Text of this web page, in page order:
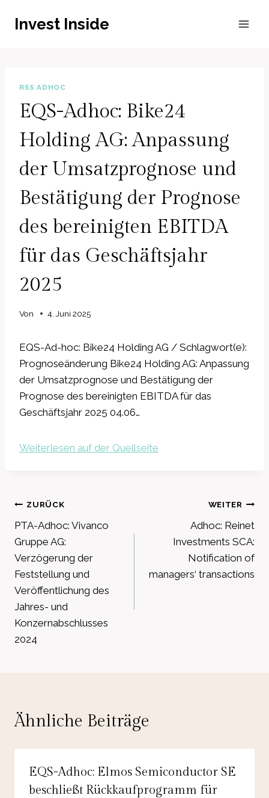
InhaltInvest Inside
RSS ADHOC
EQS-Adhoc: Bike24
Holding AG: Anpassung
der Umsatzprognose und
Bestätigung der Prognose
des bereinigten EBITDA
für das Geschäftsjahr
2025
Von 4. Juni 2025
EQS-Ad-hoc: Bike24 Holding AG / Schlagwort(e):
Prognoseänderung Bike24 Holding AG: Anpassung
der Umsatzprognose und Bestätigung der
Prognose des bereinigten EBITDA für das
Geschäftsjahr 2025 04.06…
Weiterlesen auf der Quellseite
Beitragsnavigation
ZURÜCK
PTA-Adhoc: Vivanco
Gruppe AG:
Verzögerung der
Feststellung und
Veröffentlichung des
Jahres- und
Konzernabschlusses
2024
WEITER
Adhoc: Reinet
Investments SCA:
Notification of
managers‘ transactions
Ähnliche Beiträge
EQS-Adhoc: Elmos Semiconductor SE
beschließt Rückkaufprogramm für